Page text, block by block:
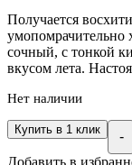
Получается
умопомрачительно
сочный, с тонкой
вкусом лета.
Нет наличии
-
Купить в 1 клик
Добавить в